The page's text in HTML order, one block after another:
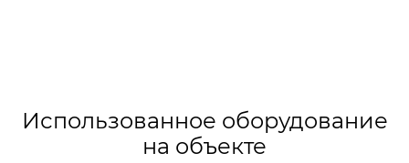
Использованное оборудование
на объекте